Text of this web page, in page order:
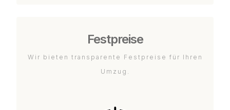
Festpreise
Wir bieten transparente Festpreise für Ihren
Umzug.